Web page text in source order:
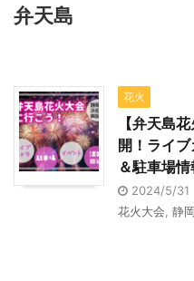
弁天島
花火
【弁天島
開！ライ
＆駐車場情
2024/5/31
花火大会 静